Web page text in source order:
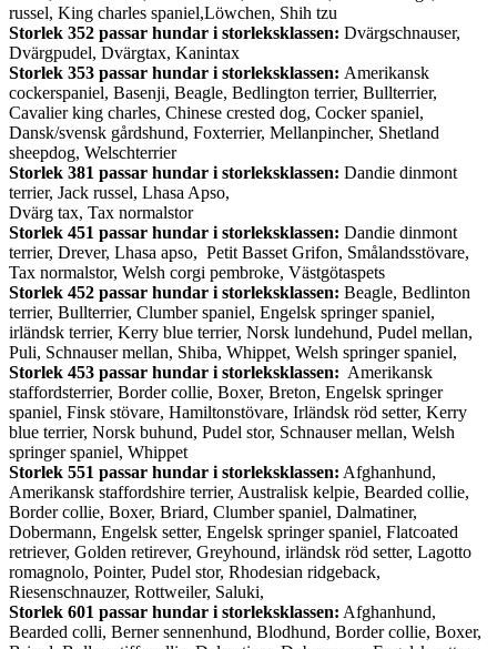
russel, King charles spaniel,Löwchen, Shih tzu
Storlek 352 passar hundar i storleksklassen: Dvärgschnauser,
Dvärgpudel, Dvärgtax, Kanintax
Storlek 353 passar hundar i storleksklassen: Amerikansk
cockerspaniel, Basenji, Beagle, Bedlington terrier, Bullterrier,
Cavalier king charles, Chinese crested dog, Cocker spaniel,
Dansk/svensk gårdshund, Foxterrier, Mellanpincher, Shetland
sheepdog, Welschterrier
Storlek 381 passar hundar i storleksklassen: Dandie dinmont
terrier, Jack russel, Lhasa Apso,
Dvärg tax, Tax normalstor
Storlek 451 passar hundar i storleksklassen: Dandie dinmont
terrier, Drever, Lhasa apso, Petit Basset Grifon, Smålandsstövare,
Tax normalstor, Welsh corgi pembroke, Västgötaspets
Storlek 452 passar hundar i storleksklassen: Beagle, Bedlinton
terrier, Bullterrier, Clumber spaniel, Engelsk springer spaniel,
irländsk terrier, Kerry blue terrier, Norsk lundehund, Pudel mellan,
Puli, Schnauser mellan, Shiba, Whippet, Welsh springer spaniel,
Storlek 453 passar hundar i storleksklassen: Amerikansk
staffordsterrier, Border collie, Boxer, Breton, Engelsk springer
spaniel, Finsk stövare, Hamiltonstövare, Irländsk röd setter, Kerry
blue terrier, Norsk buhund, Pudel stor, Schnauser mellan, Welsh
springer spaniel, Whippet
Storlek 551 passar hundar i storleksklassen: Afghanhund,
Amerikansk staffordshire terrier, Australisk kelpie, Bearded collie,
Border collie, Boxer, Briard, Clumber spaniel, Dalmatiner,
Dobermann, Engelsk setter, Engelsk springer spaniel, Flatcoated
retriever, Golden retirever, Greyhound, irländsk röd setter, Lagotto
romagnolo, Pointer, Pudel stor, Rhodesian ridgeback,
Riesenschnauzer, Rottweiler, Saluki,
Storlek 601 passar hundar i storleksklassen: Afghanhund,
Bearded colli, Berner sennenhund, Blodhund, Border collie, Boxer,